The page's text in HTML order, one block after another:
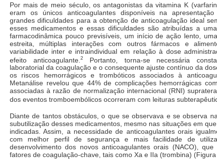
Por mais de meio século, os antagonistas da vitamina K
eram os únicos anticoagulantes disponíveis na
grandes dificuldades para a obtenção de anticoagulação ideal
esses medicamentos e essas dificuldades são atribuídas a
farmacodinâmica pouco previsíveis, um início de ação lento,
estreita, múltiplas interações com outros fármacos e
variabilidade inter e intraindividual em relação à dose
efeito anticoagulante. 2
Portanto, torna-se necessária
laboratorial da coagulação e o consequente ajuste contínuo da
os riscos hemorrágicos e trombóticos associados à
Metanálise revelou que 44% de complicações hemorrágicas
associadas à razão de normalização internacional (RNI)
dos eventos tromboembólicos ocorreram com leituras
Diante de tantos obstáculos, o que se observava e se observa
subutilização desses medicamentos, mesmo nas situações em
indicadas. Assim, a necessidade de anticoagulantes orais
com melhor perfil de segurança e mais facilidade de
desenvolvimento dos novos anticoagulantes orais (NACO),
fatores de coagulação-chave, tais como Xa e IIa (trombina)